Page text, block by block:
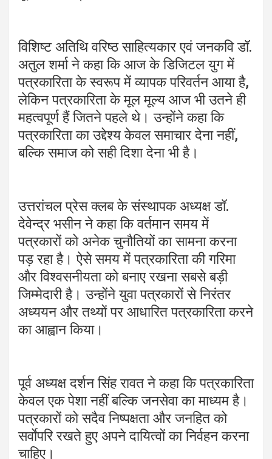
विशिष्ट अतिथि वरिष्ठ साहित्यकार एवं जनकवि डॉ.
अतुल शर्मा ने कहा कि आज के डिजिटल युग में
पत्रकारिता के स्वरूप में व्यापक परिवर्तन आया है,
लेकिन पत्रकारिता के मूल मूल्य आज भी उतने ही
महत्वपूर्ण हैं जितने पहले थे। उन्होंने कहा कि
पत्रकारिता का उद्देश्य केवल समाचार देना नहीं,
बल्कि समाज को सही दिशा देना भी है।
उत्तरांचल प्रेस क्लब के संस्थापक अध्यक्ष डॉ.
देवेन्द्र भसीन ने कहा कि वर्तमान समय में
पत्रकारों को अनेक चुनौतियों का सामना करना
पड़ रहा है। ऐसे समय में पत्रकारिता की गरिमा
और विश्वसनीयता को बनाए रखना सबसे बड़ी
जिम्मेदारी है। उन्होंने युवा पत्रकारों से निरंतर
अध्ययन और तथ्यों पर आधारित पत्रकारिता करने
का आह्वान किया।
पूर्व अध्यक्ष दर्शन सिंह रावत ने कहा कि पत्रकारिता
केवल एक पेशा नहीं बल्कि जनसेवा का माध्यम है।
पत्रकारों को सदैव निष्पक्षता और जनहित को
सर्वाेपरि रखते हुए अपने दायित्वों का निर्वहन करना
चाहिए।